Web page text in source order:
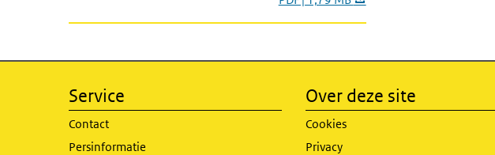
Service
Contact
Persinformatie
Over deze site
Cookies
Privacy